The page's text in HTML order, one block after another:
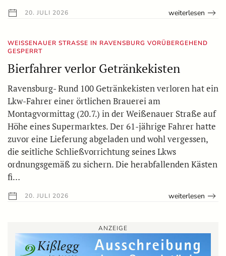
20. JULI 2026 weiterlesen
WEISSENAUER STRASSE IN RAVENSBURG VORÜBERGEHEND GE
SPERRT
Bierfahrer verlor Getränkekisten
Ravensburg- Rund 100 Getränkekisten verloren hat ein
Lkw-Fahrer einer örtlichen Brauerei am
Montagvormittag (20.7.) in der Weißenauer Straße auf
Höhe eines Supermarktes. Der 61-jährige Fahrer hatte
zuvor eine Lieferung abgeladen und wohl vergessen,
die seitliche Schließvorrichtung seines Lkws
ordnungsgemäß zu sichern. Die herabfallenden Kästen
fi…
20. JULI 2026 weiterlesen
ANZEIGE